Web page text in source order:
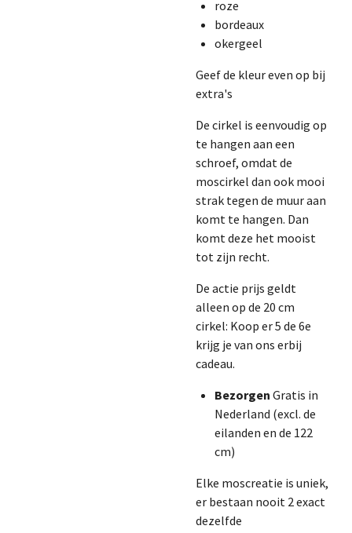
roze
bordeaux
okergeel
Geef de kleur even op bij
extra's
De cirkel is eenvoudig op
te hangen aan een
schroef, omdat de
moscirkel dan ook mooi
strak tegen de muur aan
komt te hangen. Dan
komt deze het mooist
tot zijn recht.
De actie prijs geldt
alleen op de 20 cm
cirkel: Koop er 5 de 6e
krijg je van ons erbij
cadeau.
Bezorgen Gratis in
Nederland (excl. de
eilanden en de 122
cm)
Elke moscreatie is uniek,
er bestaan nooit 2 exact
dezelfde